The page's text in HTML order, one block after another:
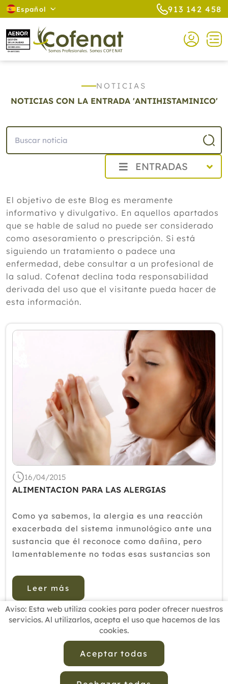
Español 913 142 458
NOTICIAS
NOTICIAS CON LA ENTRADA 'ANTIHISTAMINICO'
ENTRADAS
Agosto
Cistitis en verano: cinco remedios
naturales para aliviar los síntomas,
según un experto
Julio
Junio
Mayo
Marzo
Enero
2023
2022
2021
2020
2019
2018
2017
2015
2014
2013
2012
El objetivo de este Blog es meramente
informativo y divulgativo. En aquellos apartados
que se hable de salud no puede ser considerado
como asesoramiento o prescripción. Si está
siguiendo un tratamiento o padece una
enfermedad, debe consultar a un profesional de
la salud. Cofenat declina toda responsabilidad
derivada del uso que el visitante pueda hacer de
esta información.
16/04/2015
ALIMENTACION PARA LAS ALERGIAS
Como ya sabemos, la alergia es una reacción
exacerbada del sistema inmunológico ante una
sustancia que él reconoce como dañina, pero
lamentablemente no todas esas sustancias son
aumentan los casos de alergia especialmente al
polen de ciertas plan...
Leer más
Aviso: Esta web utiliza cookies para poder ofrecer nuestros
servicios. Al utilizarlos, acepta el uso que hacemos de las
cookies.
Aceptar todas
BUSCADOR PROFESIONALES
ESCUELAS RECOMENDADAS
CONTACTO